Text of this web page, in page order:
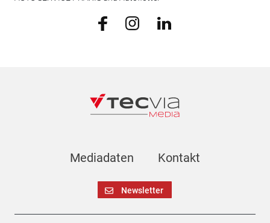
Mediadaten Kontakt
Newsletter